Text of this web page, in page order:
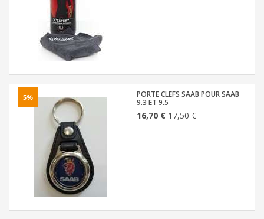
5%
PORTE CLEFS SAAB POUR SAAB
9.3 ET 9.5
16,70 €17,50 €